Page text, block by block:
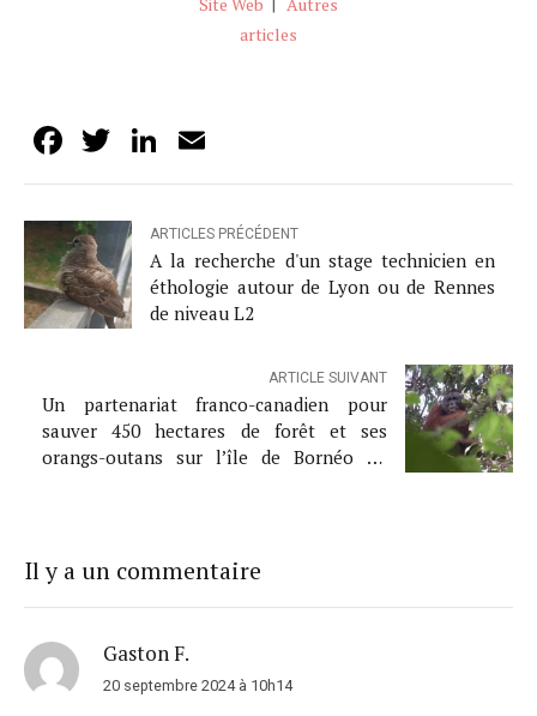
articles
Facebook
TwitterLinkedIn
ARTICLES PRÉCÉDENT
A la recherche d'un stage technicien en
éthologie autour de Lyon ou de Rennes
de niveau L2
ARTICLE SUIVANT
Un partenariat franco-canadien pour
sauver 450 hectares de forêt et ses
orangs-outans sur l’île de Bornéo en
Il y a un commentaire
Gaston F.
20 septembre 2024 à 10h14